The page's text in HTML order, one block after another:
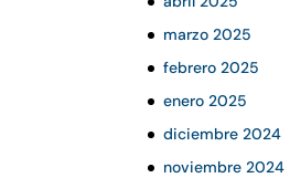
marzo 2025
febrero 2025
enero 2025
diciembre 2024
noviembre 2024